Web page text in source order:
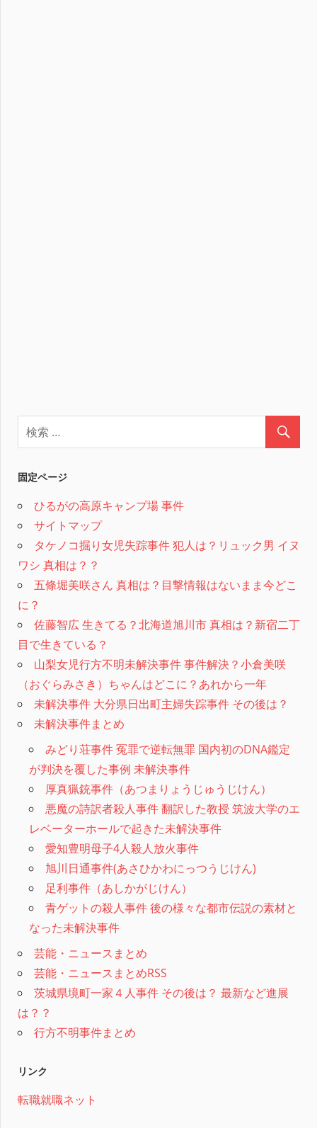
固定ページ
ひるがの高原キャンプ場 事件
サイトマップ
タケノコ掘り女児失踪事件 犯人は？リュック男 イヌ
ワシ 真相は？？
五條堀美咲さん 真相は？目撃情報はないまま今どこ
に？
佐藤智広 生きてる？北海道旭川市 真相は？新宿二丁
目で生きている？
山梨女児行方不明未解決事件 事件解決？小倉美咲
（おぐらみさき）ちゃんはどこに？あれから一年
未解決事件 大分県日出町主婦失踪事件 その後は？
未解決事件まとめ
みどり荘事件 冤罪で逆転無罪 国内初のDNA鑑定
が判決を覆した事例 未解決事件
厚真猟銃事件（あつまりょうじゅうじけん）
悪魔の詩訳者殺人事件 翻訳した教授 筑波大学のエ
レベーターホールで起きた未解決事件
愛知豊明母子4人殺人放火事件
旭川日通事件(あさひかわにっつうじけん)
足利事件（あしかがじけん）
青ゲットの殺人事件 後の様々な都市伝説の素材と
なった未解決事件
芸能・ニュースまとめ
芸能・ニュースまとめRSS
茨城県境町一家４人事件 その後は？ 最新など進展
は？？
行方不明事件まとめ
リンク
転職就職ネット